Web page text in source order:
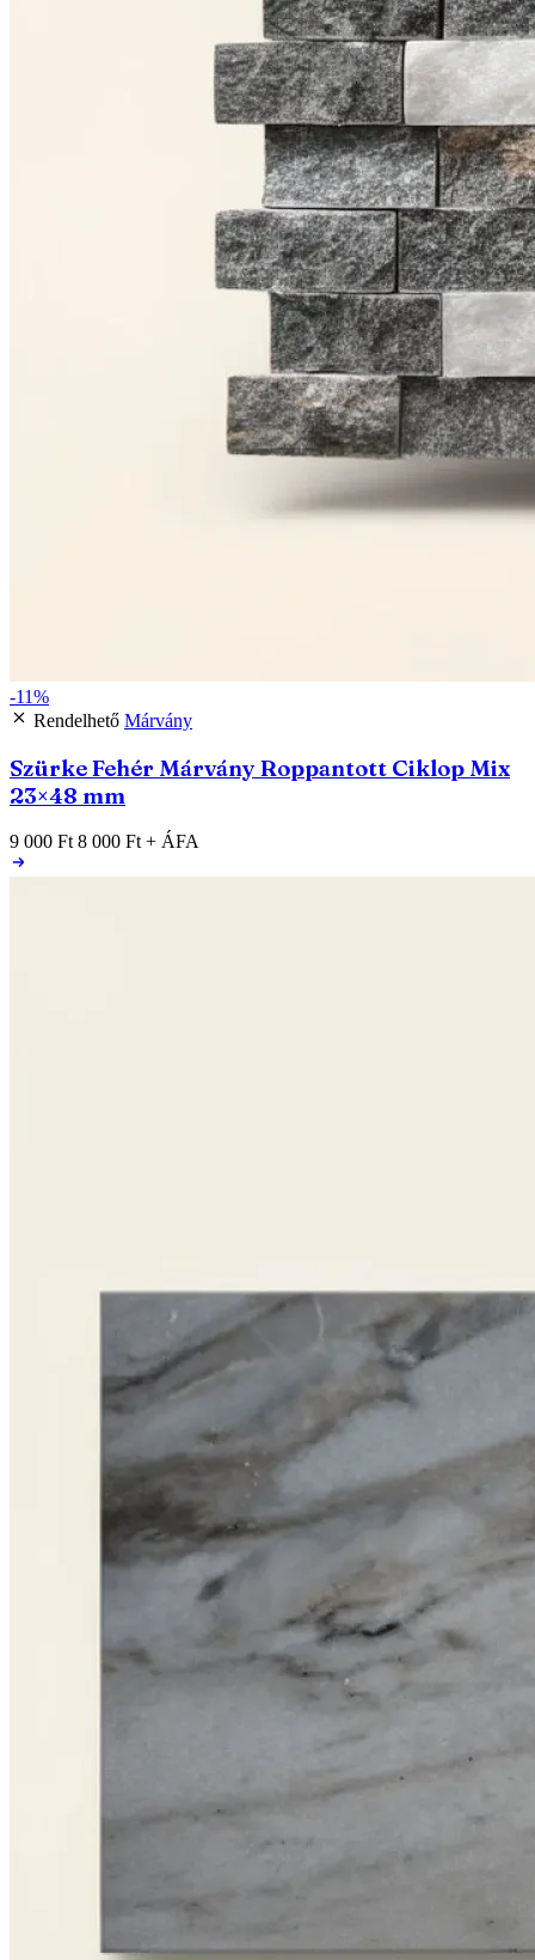
-11%
Rendelhető Márvány
Szürke Fehér Márvány Roppantott Ciklop Mix
23×48 mm
9 000 Ft 8 000 Ft + ÁFA